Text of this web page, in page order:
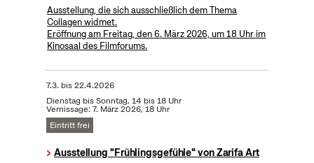
Ausstellung, die sich ausschließlich dem Thema
Collagen widmet.
Eröffnung am Freitag, den 6. März 2026, um 18 Uhr im
Kinosaal des Filmforums.
7.3. bis22.4.2026
Dienstag bis Sonntag, 14 bis 18 Uhr
Vernissage: 7. März 2026, 18 Uhr
Eintritt frei
Ausstellung "Frühlingsgefühle" von Zarifa Art